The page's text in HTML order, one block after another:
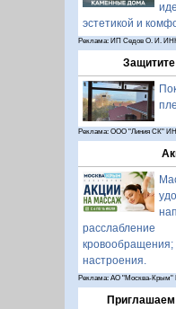
эстетикой и
Реклама: ИП Седов О. И. ИНН
Защитите
Реклама: ООО "Линия СК"
настроения.
Реклама: АО "Москва-Крым"
Приглашаем